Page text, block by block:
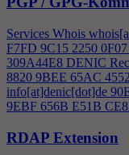
Services Whois
F7FD 9C15 2250
309A44E8 DENIC
8820 9BEE 65AC
info[at]denic[dot]de
9EBF 656B E51B
RDAP Extension